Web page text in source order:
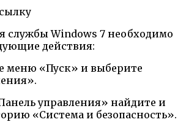
службы Windows 7 необходимо
действия:
меню «Пуск» и выберите
управления» найдите и
«Система и безопасность».